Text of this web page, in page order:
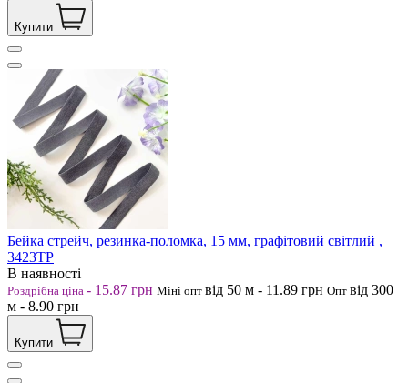
Купити
Бейка стрейч, резинка-поломка, 15 мм, графітовий світлий ,
3423ТР
В наявності
Роздрібна ціна - 15.87 грн Міні опт від 50 м - 11.89 грн Опт від 300
м - 8.90 грн
Купити